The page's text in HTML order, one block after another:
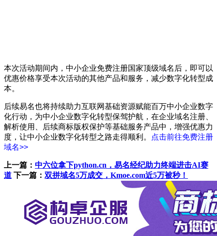
本次活动期间内，中小企业免费注册国家顶级域名后，即可以
优惠价格享受本次活动的其他产品和服务，减少数字化转型成
本。
后续易名也将持续助力互联网基础资源赋能百万中小企业数字
化行动，为中小企业数字化转型保驾护航，在企业域名注册、
解析使用、后续商标版权保护等基础服务产品中，增强优惠力
度，让中小企业数字化转型之路走得顺利。
点击前往免费注册
域名>>
上一篇： 中六位拿下python.cn，易名经纪助力终端进击AI赛
道 下一篇： 双拼域名5万成交，Kmoe.com近5万被秒！